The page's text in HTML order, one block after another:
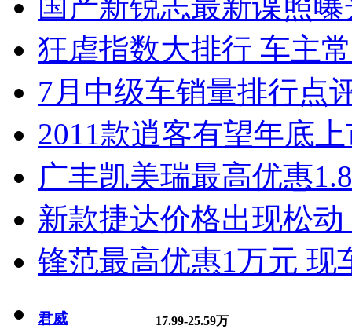
狂虐指数大排行 车主
7月中级车销量排行点
2011款逍客有望年底
广丰凯美瑞最高优惠
新款捷达价格出现松
锋范最高优惠1万元 现
君威 17.99-25.59万